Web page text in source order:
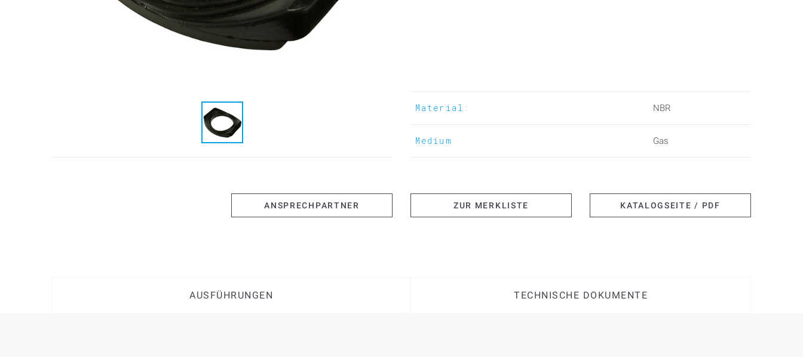
Material: NBR
Medium Gas
ANSPRECHPARTNER ZUR MERKLISTE KATALOGSEITE / PDF
AUSFÜHRUNGEN TECHNISCHE DOKUMENTE